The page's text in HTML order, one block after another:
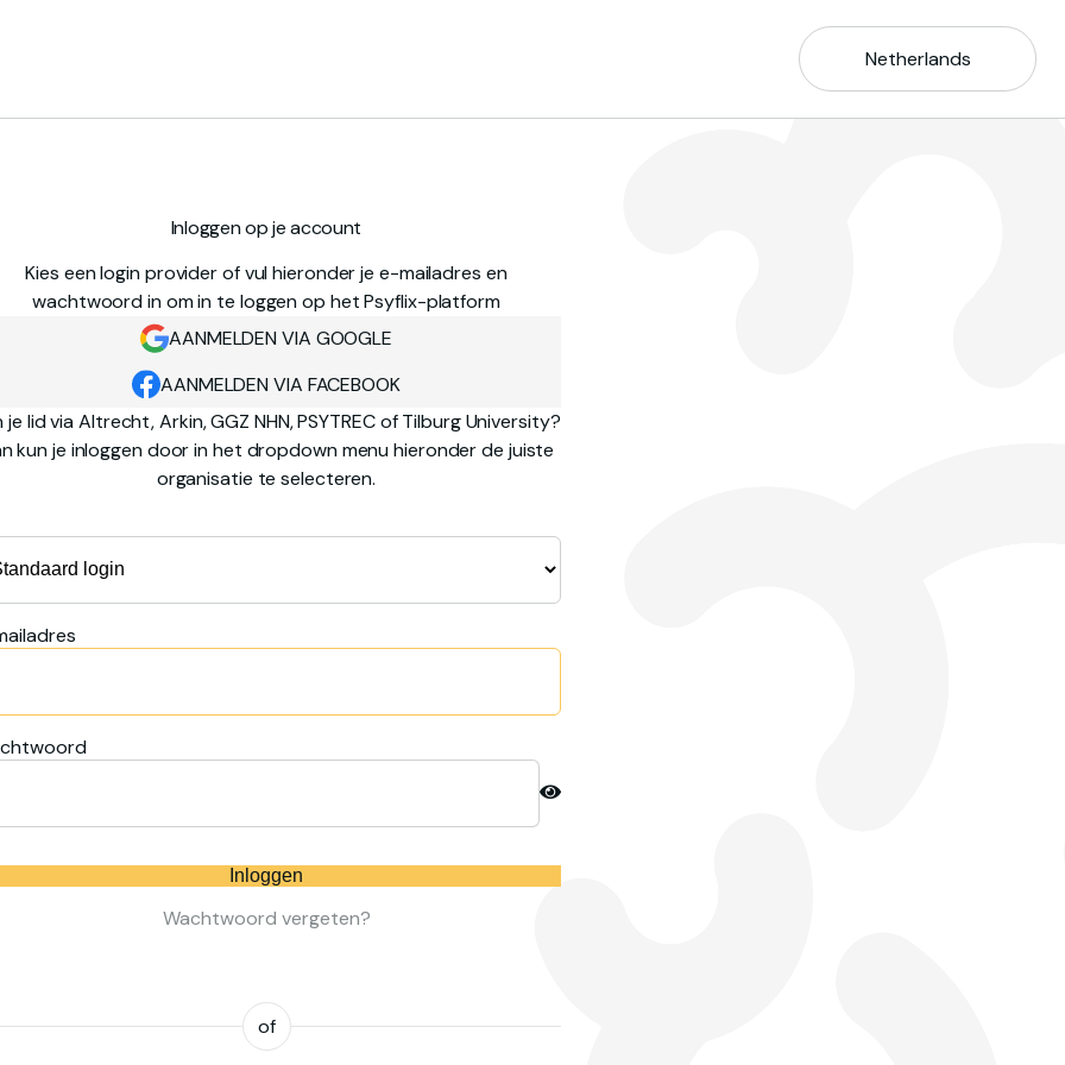
Netherlands
Inloggen op je account
Kies een login provider of vul hieronder je e-mailadres en
wachtwoord in om in te loggen op het Psyflix-platform
AANMELDEN VIA GOOGLE
AANMELDEN VIA FACEBOOK
je lid via Altrecht, Arkin, GGZ NHN, PSYTREC of Tilburg University?
kun je inloggen door in het dropdown menu hieronder de juiste
organisatie te selecteren.
Inloggen
Wachtwoord vergeten?
of